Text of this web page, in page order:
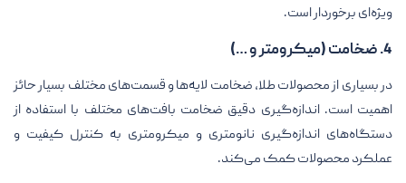
ویژه‌ای برخوردار است.
4. ضخامت (میکرومتر و …)
در بسیاری از محصولات طلا، ضخامت لایه‌ها و قسمت‌های مختلف بسیار حائز
اهمیت است. اندازه‌گیری دقیق ضخامت بافت‌های مختلف با استفاده از
دستگاه‌های اندازه‌گیری نانومتری و میکرومتری به کنترل کیفیت و
عملکرد محصولات کمک می‌کند.